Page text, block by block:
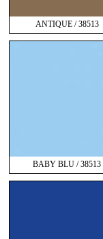
ANTIQUE / 38513
BABY BLU / 38513